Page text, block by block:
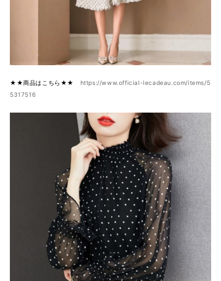
★★商品はこちら★★ https://www.official-lecadeau.com/items/5
5317516